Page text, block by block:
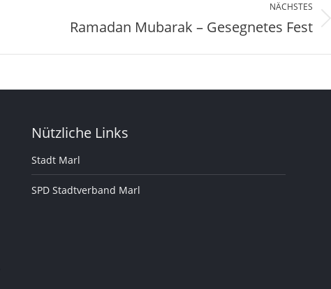
NÄCHSTES
Nächster
Ramadan Mubarak – Gesegnetes Fest
Nützliche Links
Stadt Marl
SPD Stadtverband Marl